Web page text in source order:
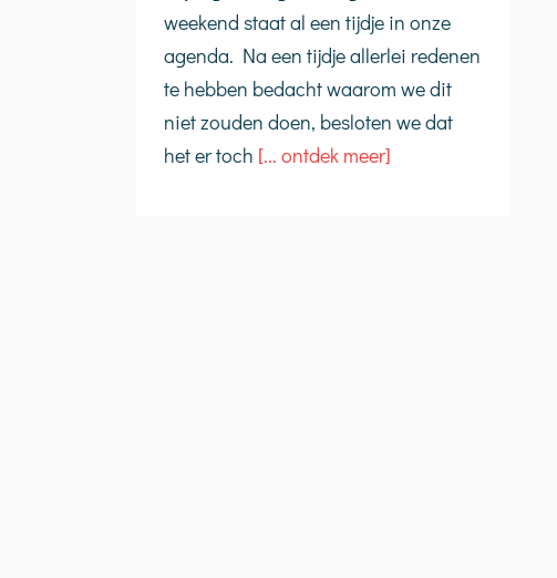
weekend staat al een tijdje in onze
agenda. Na een tijdje allerlei redenen
te hebben bedacht waarom we dit
niet zouden doen, besloten we dat
het er toch [... ontdek meer]